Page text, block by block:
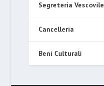
Segreteria Vescovile
Cancelleria
Beni Culturali